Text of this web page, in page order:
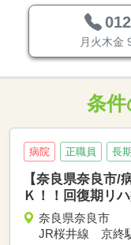
月火木金
条
病院 正職員 長期
【奈良県奈良市
Ｋ！！回復期リ
奈良県奈良市
JR桜井線 京終